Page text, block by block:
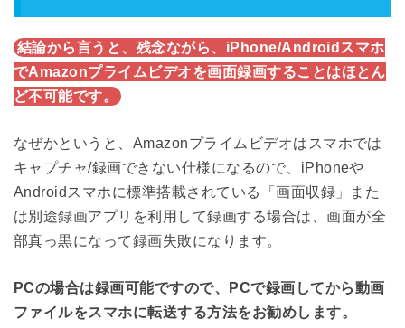
結論から言うと、残念ながら、iPhone/Androidスマホ
でAmazonプライムビデオを画面録画することはほとん
ど不可能です。
なぜかというと、Amazonプライムビデオはスマホでは
キャプチャ/録画できない仕様になるので、iPhoneや
Androidスマホに標準搭載されている「画面収録」また
は別途録画アプリを利用して録画する場合は、画面が全
部真っ黒になって録画失敗になります。
PCの場合は録画可能ですので、PCで録画してから動画
ファイルをスマホに転送する方法をお勧めします。